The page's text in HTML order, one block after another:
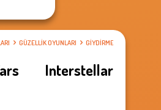
GÜZELLIK OYUNLARI GIYDIRME OYUNLARI
Interstellar